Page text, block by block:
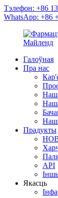
Тэлефон: +86
WhatsApp: +86
Галоўная
Пра нас
Прадукты
API
Якасць